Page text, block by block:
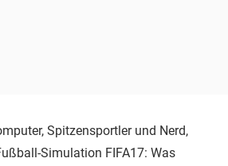
Spitzensportler und Nerd,
Simulation FIFA17: Was